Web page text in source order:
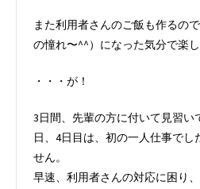
また利用者さんのご飯も作るので
の憧れ〜^^）になった気分で楽
・・・が！
3日間、先輩の方に付いて見習い
日、4日目は、初の一人仕事でし
せん。
早速、利用者さんの対応に困り